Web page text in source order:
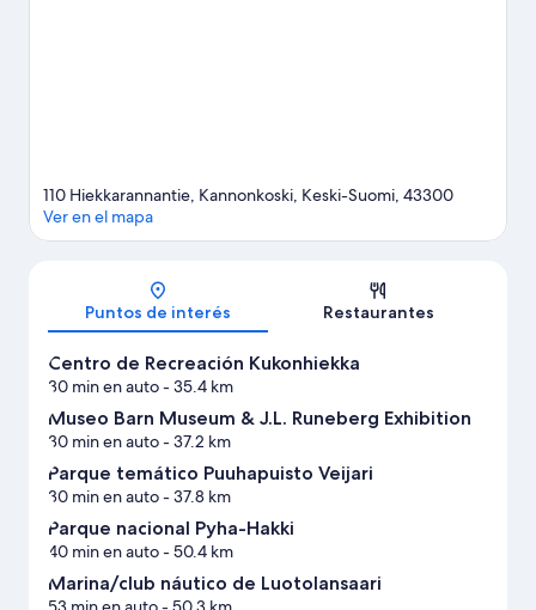
110 Hiekkarannantie, Kannonkoski, Keski-Suomi, 43300
Ver en el mapa
Puntos de interés Restaurantes
Centro de Recreación Kukonhiekka
30 min en auto- 35.4 km
Museo Barn Museum & J.L. Runeberg Exhibition
30 min en auto- 37.2 km
Parque temático Puuhapuisto Veijari
30 min en auto- 37.8 km
Parque nacional Pyha-Hakki
40 min en auto- 50.4 km
Marina/club náutico de Luotolansaari